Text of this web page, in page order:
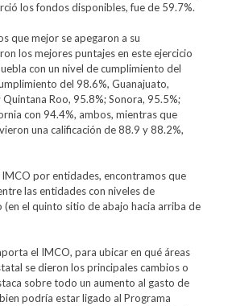
los fondos disponibles, fue de 59.7%.
que mejor se apegaron a su
los mejores puntajes en este ejercicio
con un nivel de cumplimiento del
del 98.6%, Guanajuato,
Quintana Roo, 95.8%; Sonora, 95.5%;
con 94.4%, ambos, mientras que
una calificación de 88.9 y 88.2%,
por entidades, encontramos que
las entidades con niveles de
(en el quinto sitio de abajo hacia arriba de
el IMCO, para ubicar en qué áreas
se dieron los principales cambios o
sobre todo un aumento al gasto de
podría estar ligado al Programa